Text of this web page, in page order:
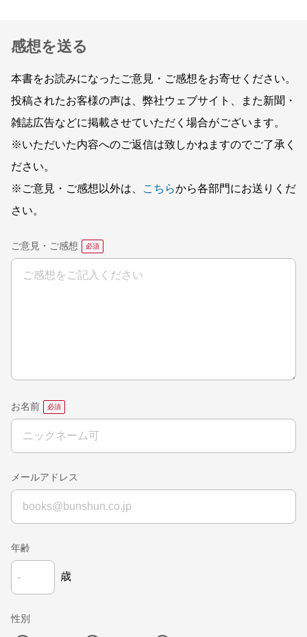
感想を送る
本書をお読みになったご意見・ご感想をお寄せください。
投稿されたお客様の声は、弊社ウェブサイト、また新聞・
雑誌広告などに掲載させていただく場合がございます。
※いただいた内容へのご返信は致しかねますのでご了承く
ださい。
※ご意見・ご感想以外は、
こちらから各部門にお送りくだ
さい。
ご意見・ご感想
お名前
メールアドレス
年齢
歳
性別